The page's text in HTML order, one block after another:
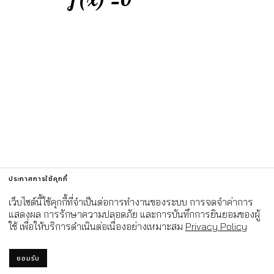
ประกาศการใช้คุกกี้
เว็บไซต์นี้ใช้คุกกี้ที่จำเป็นต่อการทำงานของระบบ การจดจำค่าการ
แสดงผล การรักษาความปลอดภัย และการบันทึกการยินยอมของผู้
ใช้ เพื่อให้บริการดำเนินต่อเนื่องอย่างเหมาะสม Privacy Policy
ยอมรับ